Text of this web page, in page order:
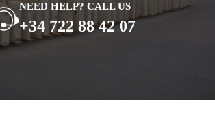
NEED HELP? CALL US
+34 722 88 42 07